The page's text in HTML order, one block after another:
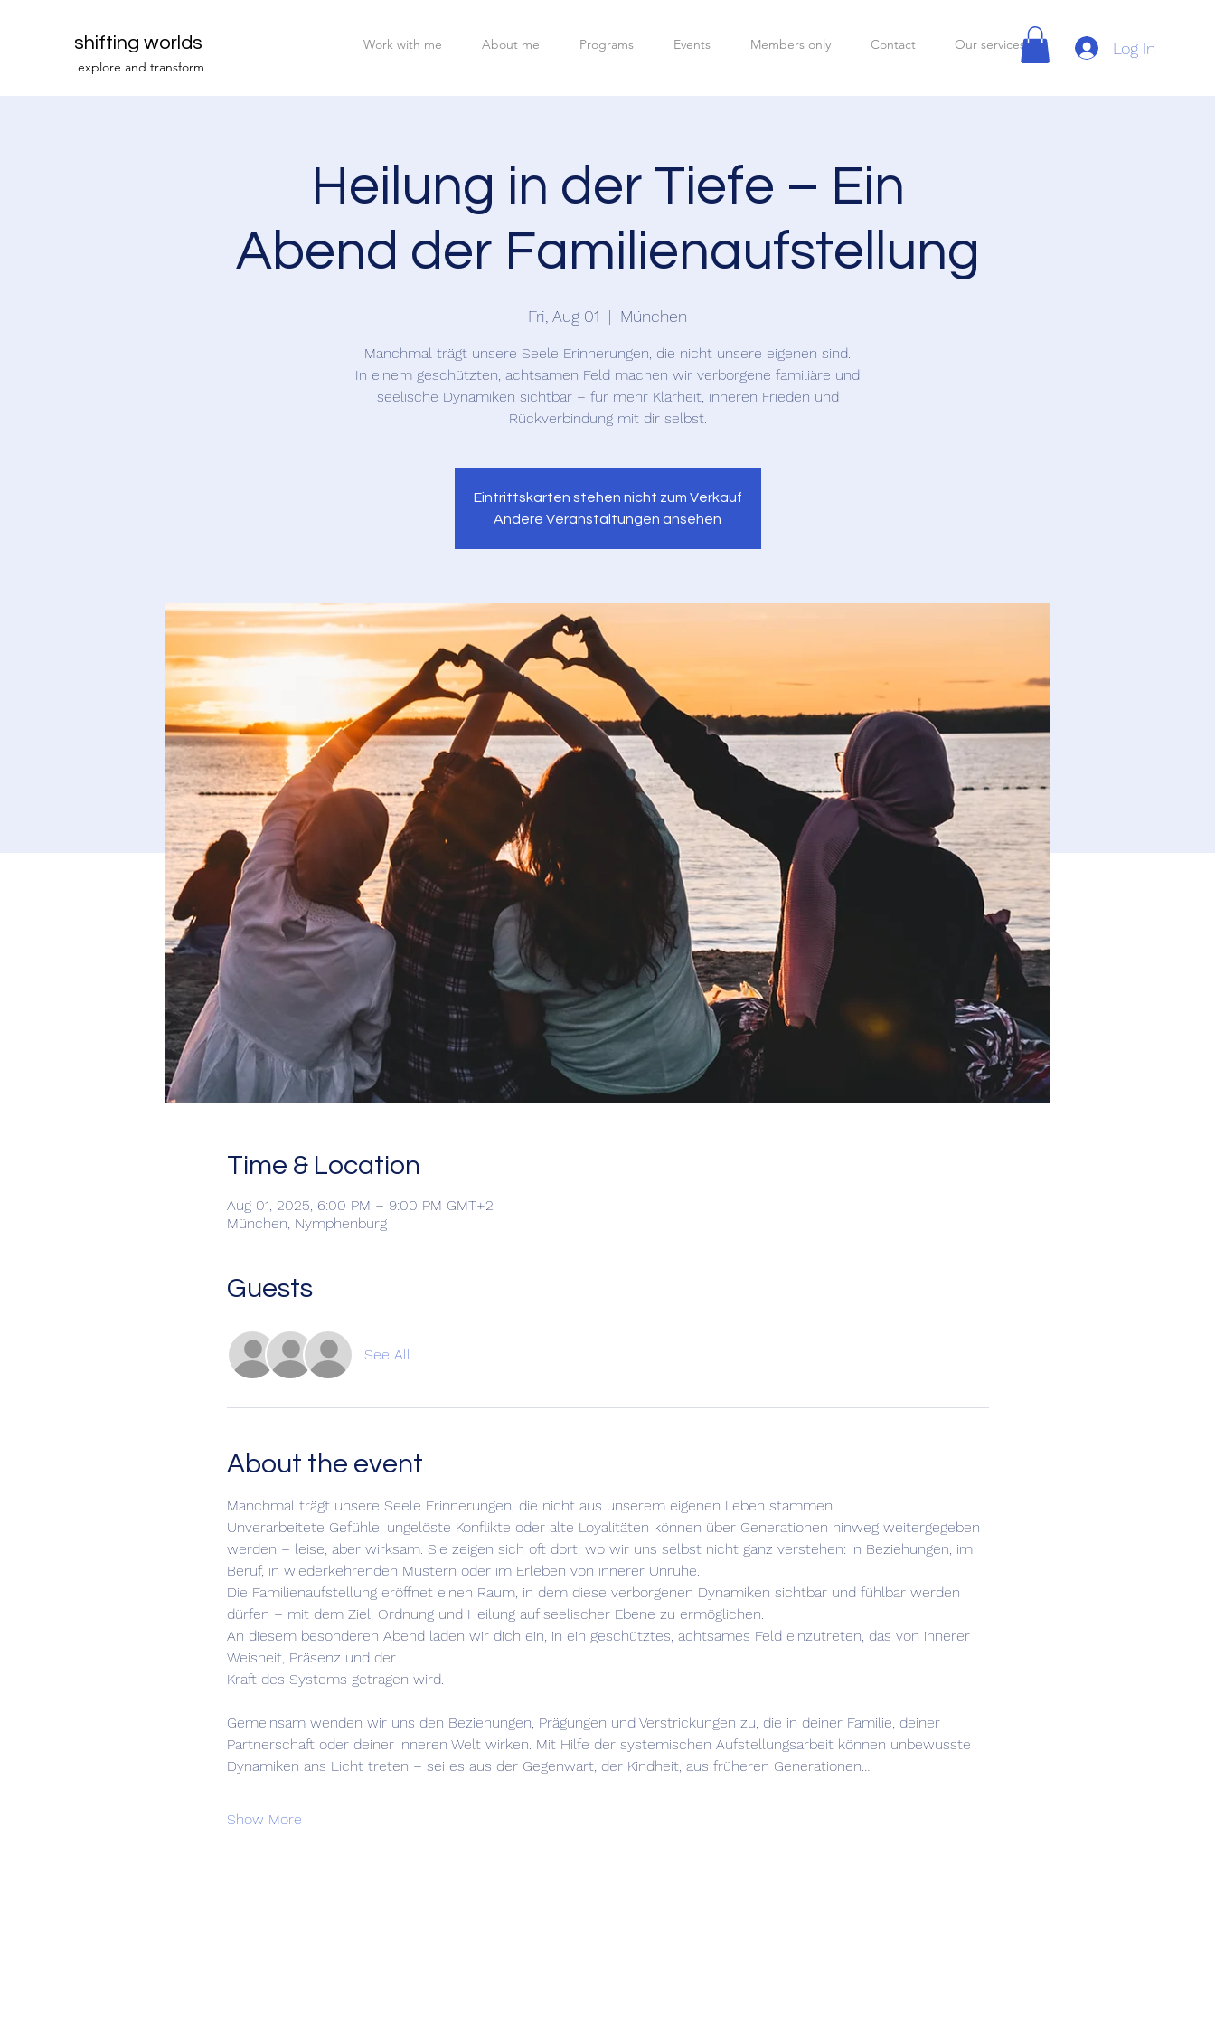
shifting worlds
explore and transform
Log In
Work with me About me Programs Events Members only Contact Our services
Heilung in der Tiefe – Ein
Abend der Familienaufstellung
Fri, Aug 01
  |
München
Manchmal trägt unsere Seele Erinnerungen, die nicht unsere eigenen sind.
In einem geschützten, achtsamen Feld machen wir verborgene familiäre und
seelische Dynamiken sichtbar – für mehr Klarheit, inneren Frieden und
Rückverbindung mit dir selbst.
Eintrittskarten stehen nicht zum Verkauf
Andere Veranstaltungen ansehen
Time & Location
Aug 01, 2025, 6:00 PM – 9:00 PM GMT+2
München, Nymphenburg
Guests
See All
About the event
Manchmal trägt unsere Seele Erinnerungen, die nicht aus unserem eigenen Leben stammen.
Unverarbeitete Gefühle, ungelöste Konflikte oder alte Loyalitäten können über Generationen hinweg weitergegeben
werden – leise, aber wirksam. Sie zeigen sich oft dort, wo wir uns selbst nicht ganz verstehen: in Beziehungen, im
Beruf, in wiederkehrenden Mustern oder im Erleben von innerer Unruhe.
Die Familienaufstellung eröffnet einen Raum, in dem diese verborgenen Dynamiken sichtbar und fühlbar werden
dürfen – mit dem Ziel, Ordnung und Heilung auf seelischer Ebene zu ermöglichen.
An diesem besonderen Abend laden wir dich ein, in ein geschütztes, achtsames Feld einzutreten, das von innerer
Weisheit, Präsenz und der
Kraft des Systems getragen wird.
Gemeinsam wenden wir uns den Beziehungen, Prägungen und Verstrickungen zu, die in deiner Familie, deiner
Partnerschaft oder deiner inneren Welt wirken. Mit Hilfe der systemischen Aufstellungsarbeit können unbewusste
Dynamiken ans Licht treten – sei es aus der Gegenwart, der Kindheit, aus früheren Generationen…
Show More